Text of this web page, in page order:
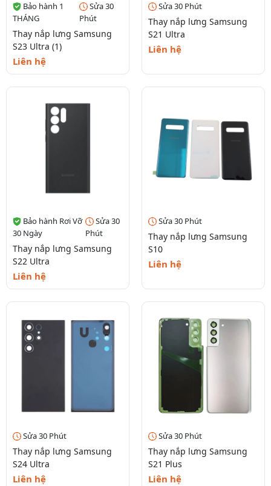
Bảo hành 1
THÁNG
Sửa 30
Phút
Thay nắp lưng Samsung
S23 Ultra (1)
Liên hệ
Sửa 30 Phút
Thay nắp lưng Samsung
S21 Ultra
Liên hệ
Bảo hành Rơi Vỡ
30 Ngày
Sửa 30
Phút
Thay nắp lưng Samsung
S22 Ultra
Liên hệ
Sửa 30 Phút
Thay nắp lưng Samsung
S10
Liên hệ
Sửa 30 Phút
Thay nắp lưng Samsung
S24 Ultra
Liên hệ
Sửa 30 Phút
Thay nắp lưng Samsung
S21 Plus
Liên hệ